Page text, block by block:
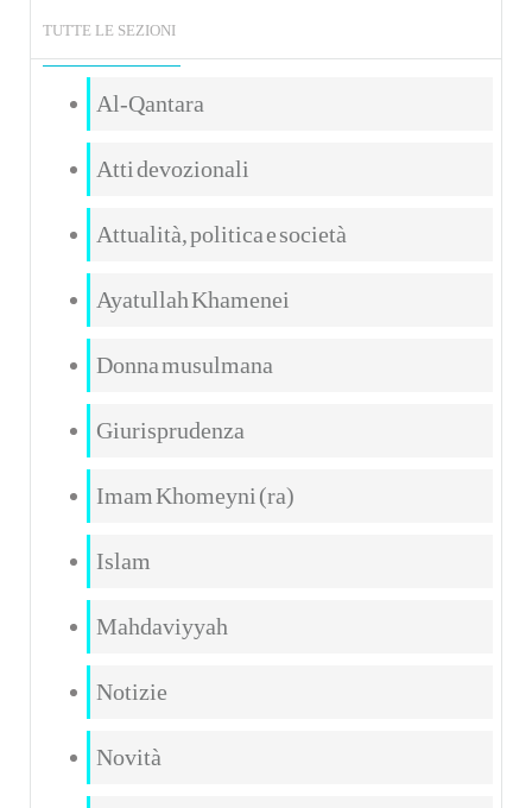
TUTTE LE SEZIONI
Al-Qantara
Atti devozionali
Attualità, politica e società
Ayatullah Khamenei
Donna musulmana
Giurisprudenza
Imam Khomeyni (ra)
Islam
Mahdaviyyah
Notizie
Novità